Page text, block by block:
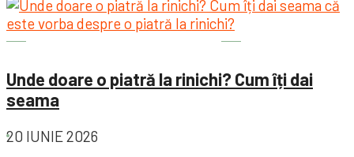
Unde doare o piatră la rinichi? Cum îți dai
seama
20 IUNIE 2026